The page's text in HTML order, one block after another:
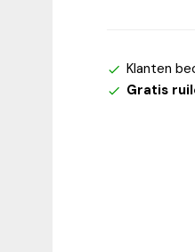
Klanten
Gratis